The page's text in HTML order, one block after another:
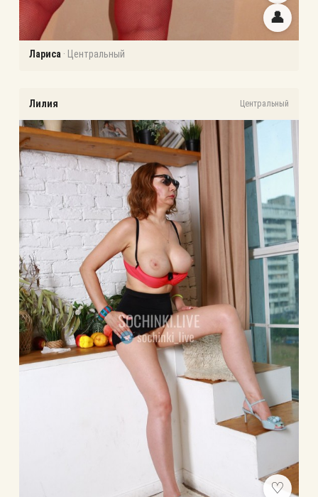
👤
Лариса · Центральный
Лилия Центральный
♡